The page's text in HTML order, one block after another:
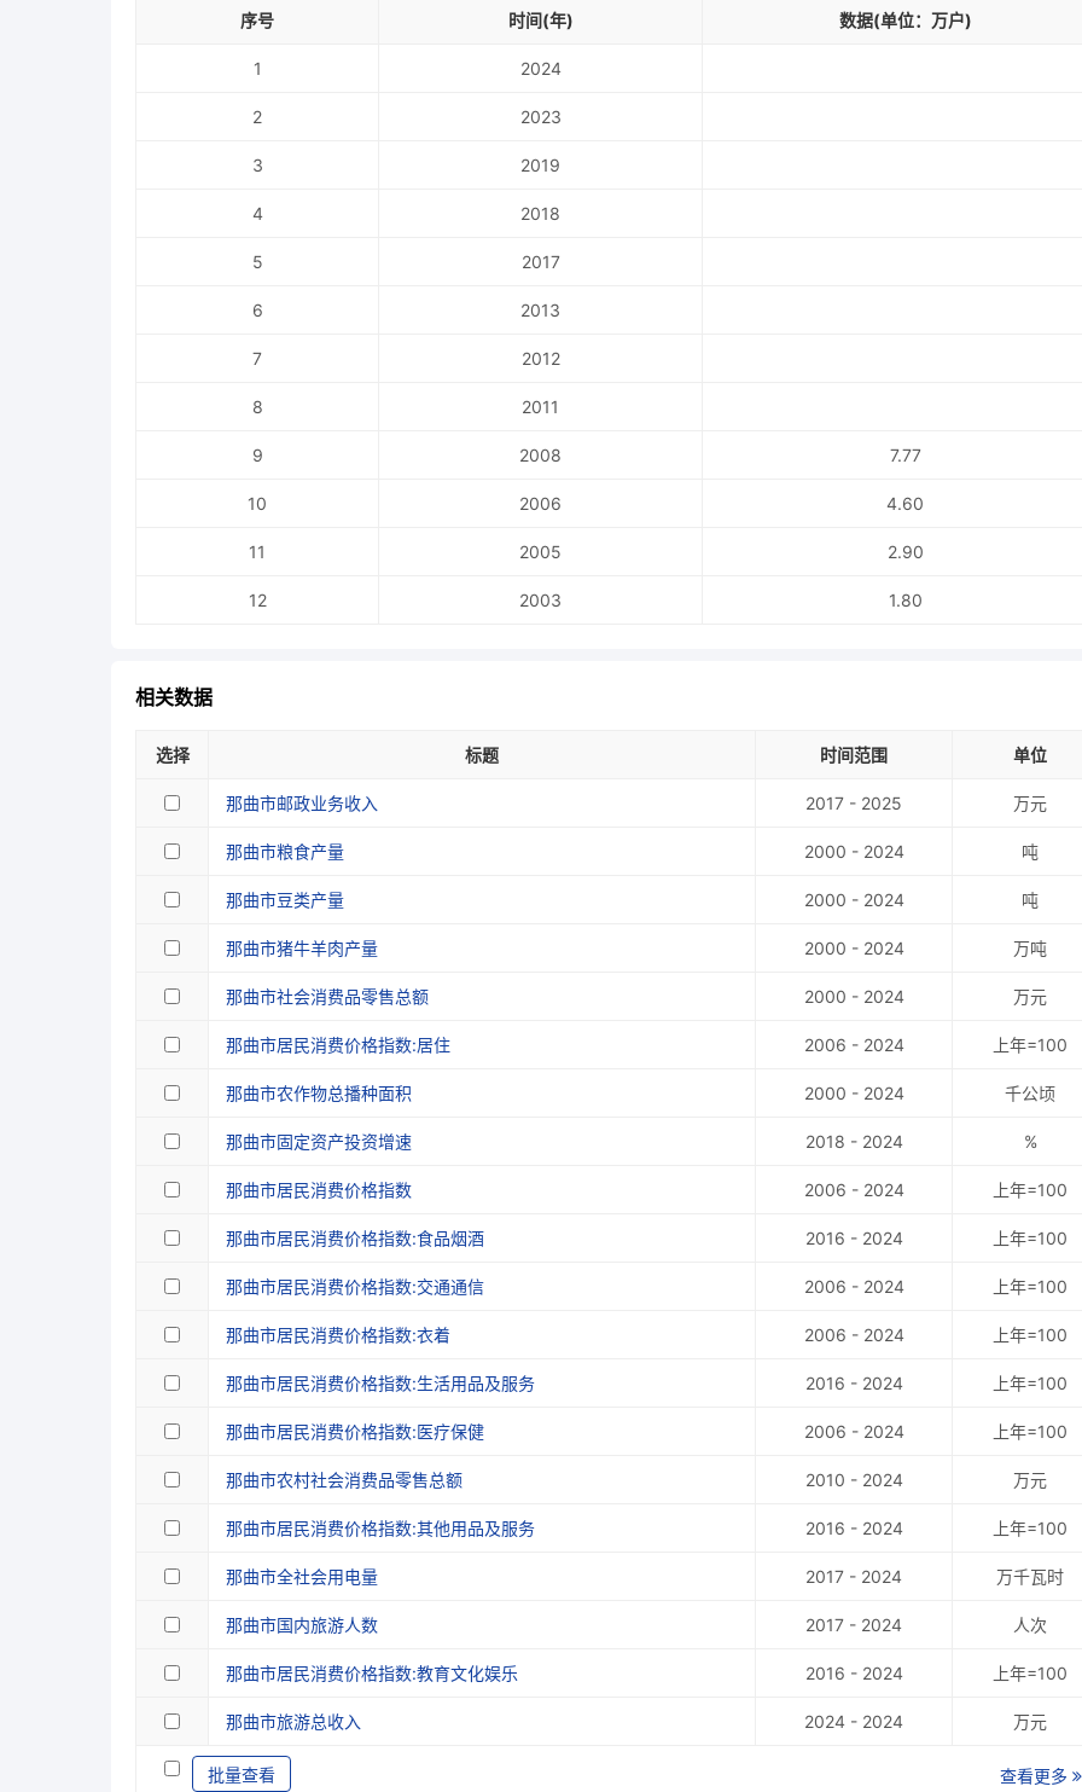
序号 时间(年) 数据(单位：万户)
1 2024
2 2023
3 2019
4 2018
5 2017
6 2013
7 2012
8 2011
9 2008 7.77
10 2006 4.60
11 2005 2.90
12 2003 1.80
相关数据
选择 标题 时间范围 单位
那曲市邮政业务收入 2017 - 2025 万元
那曲市粮食产量 2000 - 2024 吨
那曲市豆类产量 2000 - 2024 吨
那曲市猪牛羊肉产量 2000 - 2024 万吨
那曲市社会消费品零售总额 2000 - 2024 万元
那曲市居民消费价格指数:居住 2006 - 2024 上年=100
那曲市农作物总播种面积 2000 - 2024 千公顷
那曲市固定资产投资增速 2018 - 2024 %
那曲市居民消费价格指数 2006 - 2024 上年=100
那曲市居民消费价格指数:食品烟酒 2016 - 2024 上年=100
那曲市居民消费价格指数:交通通信 2006 - 2024 上年=100
那曲市居民消费价格指数:衣着 2006 - 2024 上年=100
那曲市居民消费价格指数:生活用品及服务 2016 - 2024 上年=100
那曲市居民消费价格指数:医疗保健 2006 - 2024 上年=100
那曲市农村社会消费品零售总额 2010 - 2024 万元
那曲市居民消费价格指数:其他用品及服务 2016 - 2024 上年=100
那曲市全社会用电量 2017 - 2024 万千瓦时
那曲市国内旅游人数 2017 - 2024 人次
那曲市居民消费价格指数:教育文化娱乐 2016 - 2024 上年=100
那曲市旅游总收入 2024 - 2024 万元
批量查看 查看更多